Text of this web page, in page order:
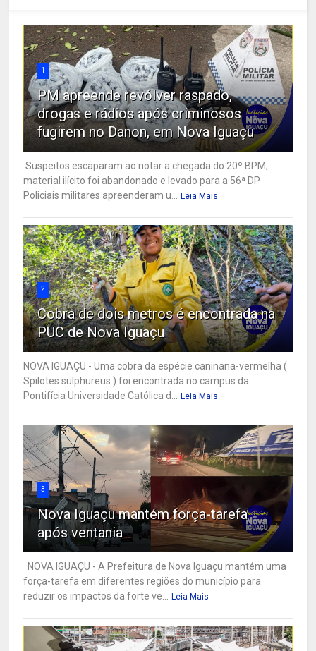
1
PM apreende revólver raspado,
drogas e rádios após criminosos
fugirem no Danon, em Nova Iguaçu
Suspeitos escaparam ao notar a chegada do 20º BPM;
material ilícito foi abandonado e levado para a 56ª DP
Policiais militares apreenderam u...
Leia Mais
2
Cobra de dois metros é encontrada na
PUC de Nova Iguaçu
NOVA IGUAÇU - Uma cobra da espécie caninana-vermelha (
Spilotes sulphureus ) foi encontrada no campus da
Pontifícia Universidade Católica d...
Leia Mais
3
Nova Iguaçu mantém força-tarefa
após ventania
NOVA IGUAÇU - A Prefeitura de Nova Iguaçu mantém uma
força-tarefa em diferentes regiões do município para
reduzir os impactos da forte ve...
Leia Mais